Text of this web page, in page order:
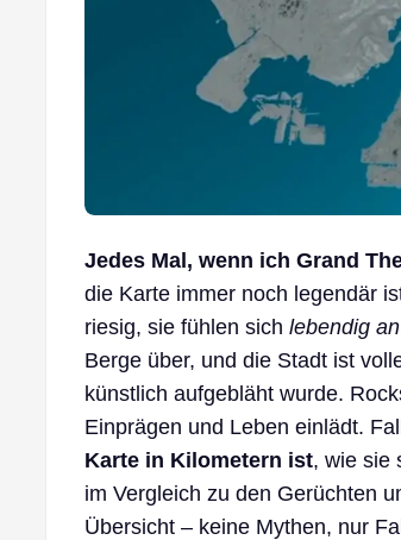
Jedes Mal, wenn ich Grand
die Karte immer noch legendär
riesig, sie fühlen sich lebendig an
Berge über, und die Stadt ist
künstlich aufgebläht wurde.
Einprägen und Leben einlädt.
Karte in Kilometern ist, wie sie
im Vergleich zu den Gerüchten
Übersicht – keine Mythen, nur